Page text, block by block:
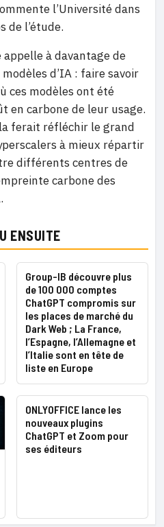
l’Université dans
de l’étude.
appelle à davantage de
d’IA : faire savoir
ces modèles ont été
en carbone de leur usage.
ferait réfléchir le grand
à mieux répartir
différents centres de
carbone des
ENSUITE
Group-IB découvre plus
de 100 000 comptes
ChatGPT compromis sur
les places de marché du
Dark Web ; La France,
l’Espagne, l’Allemagne et
l’Italie sont en tête de
liste en Europe
ONLYOFFICE lance les
nouveaux plugins
ChatGPT et Zoom pour
ses éditeurs